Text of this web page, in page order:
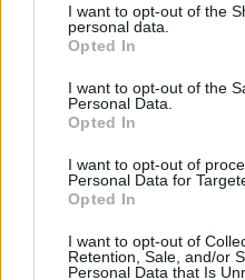
I want to opt-out of the
personal data.
Opted In
I want to opt-out of the
Personal Data.
Opted In
I want to opt-out of
Personal Data for
Opted In
I want to opt-out of
Retention, Sale, and/or
Personal Data that Is
Αποχώρησε από
η Νίκη Λυμπεράκη